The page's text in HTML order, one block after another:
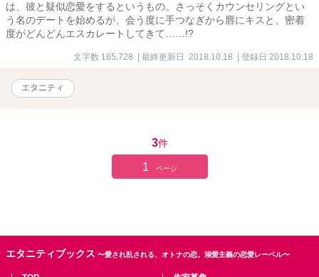
は、彼と疑似恋愛をするというもの。さっそくカウンセリングとい
う名のデートを始めるが、会う度に手つなぎから唇にキスと、密着
度がどんどんエスカレートしてきて……!?
文字数 165,728 | 最終更新日 2018.10.18 | 登録日 2018.10.18
エタニティ
3件
1 ページ
エタニティブックス 〜愛され乱される、オトナの恋。溺愛主義の恋愛レーベル〜